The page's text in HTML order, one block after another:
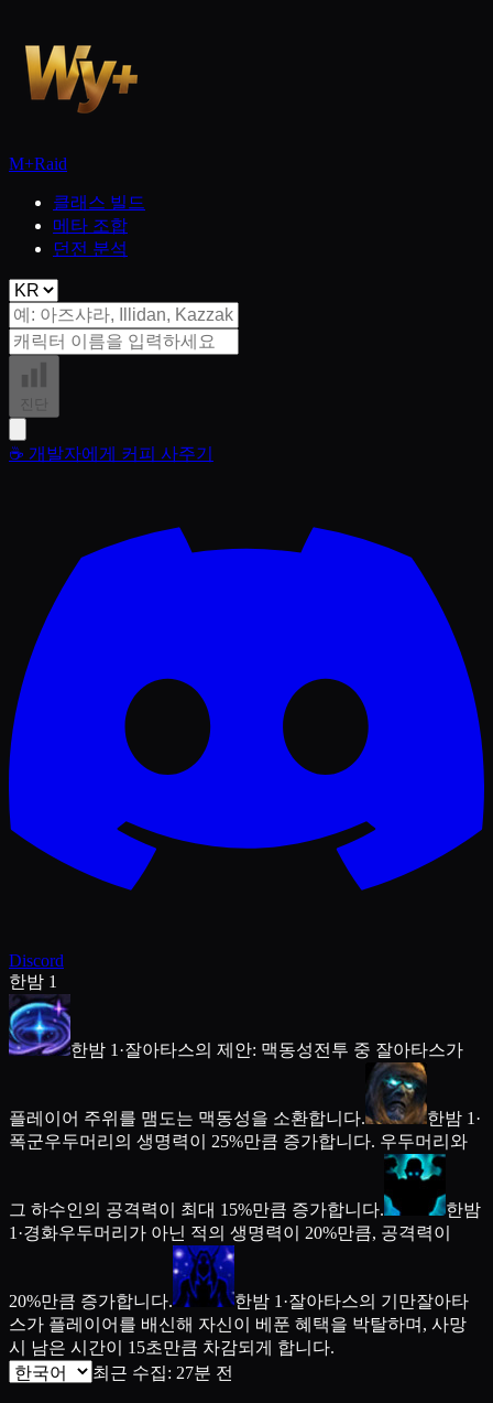
M+Raid
클래스 빌드
메타 조합
던전 분석
진단
☕ 개발자에게 커피 사주기
Discord
한밤 1
한밤 1 ·잘아타스의 제안: 맥동성전투 중 잘아타스가
플레이어 주위를 맴도는 맥동성을 소환합니다. 한밤 1 ·
폭군우두머리의 생명력이 25%만큼 증가합니다. 우두머리와
그 하수인의 공격력이 최대 15%만큼 증가합니다.
한밤
1 ·경화우두머리가 아닌 적의 생명력이 20%만큼, 공격력이
20%만큼 증가합니다. 한밤 1 ·잘아타스의 기만잘아타
스가 플레이어를 배신해 자신이 베푼 혜택을 박탈하며, 사망
시 남은 시간이 15초만큼 차감되게 합니다.
최근 수집: 27분 전